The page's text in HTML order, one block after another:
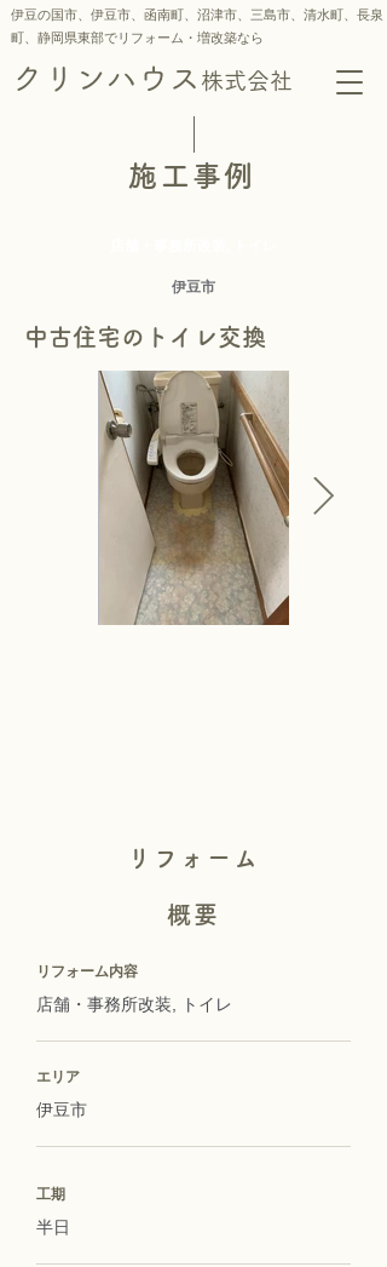
伊豆の国市、伊豆市、函南町、沼津市、三島市、 清水町、 長泉
町、静岡県東部でリフォーム・増改築なら
クリンハウス 株式会社
施工事例
伊豆市
中古住宅のトイレ交換
リフォーム
概要
リフォーム内容
店舗・事務所改装, トイレ
エリア
伊豆市
工期
半日